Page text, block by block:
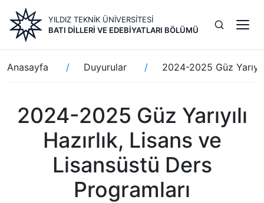
içeriğe
atla
YILDIZ TEKNİK ÜNİVERSİTESİ
BATI DILLERI VE EDEBIYATLARI BÖLÜMÜ
Sayfa
yolu
Anasayfa Duyurular 2024-2025 Güz
2024-2025 Güz Yarıyılı
Hazırlık, Lisans ve
Lisansüstü Ders
Programları